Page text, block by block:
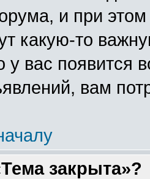
и при
какую-то
у вас появится
вам
закрыта»?